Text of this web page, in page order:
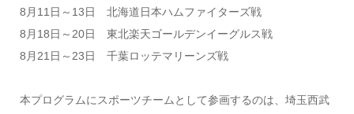
8月11日～13日 北海道日本ハムファイターズ戦
8月18日～20日 東北楽天ゴールデンイーグルス戦
8月21日～23日 千葉ロッテマリーンズ戦
本プログラムにスポーツチームとして参画するのは、埼玉西武